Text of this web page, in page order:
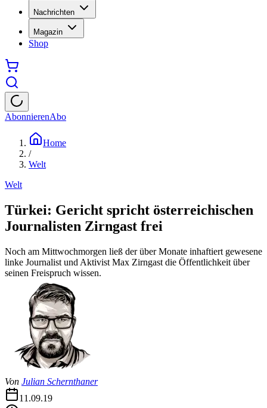
Nachrichten
Magazin
Shop
AbonnierenAbo
Home
/
Welt
Welt
Türkei: Gericht spricht österreichischen
Journalisten Zirngast frei
Noch am Mittwochmorgen ließ der über Monate inhaftiert gewesene
linke Journalist und Aktivist Max Zirngast die Öffentlichkeit über
seinen Freispruch wissen.
Von Julian Schernthaner
11.09.19